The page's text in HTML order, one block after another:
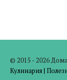
© 2015 - 2026
Кулинария|